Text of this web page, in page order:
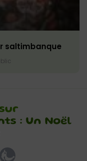
saltimbanque
: Un Noël